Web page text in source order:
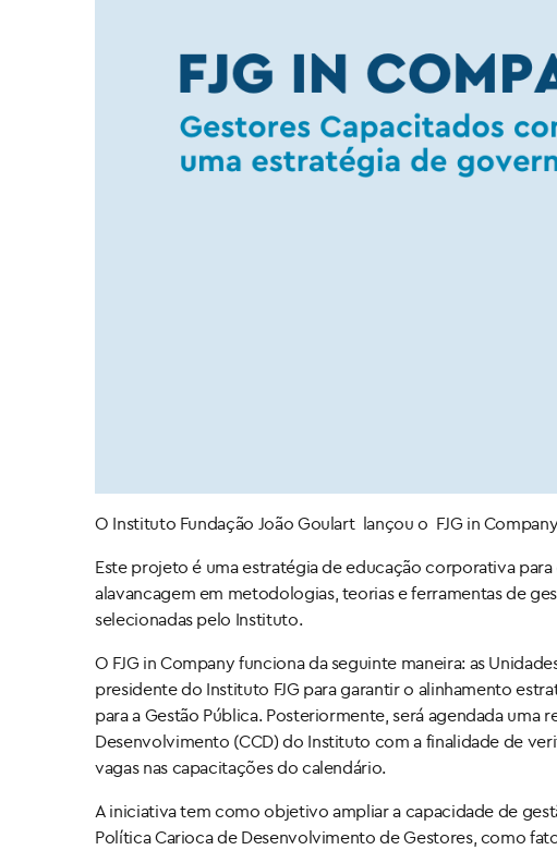
O Instituto Fundação João Goulart lançou o FJG in
Este projeto é uma estratégia de educação corporativa
alavancagem em metodologias, teorias e ferramentas de
selecionadas pelo Instituto.
O FJG in Company funciona da seguinte maneira: as
presidente do Instituto FJG para garantir o alinhamento
para a Gestão Pública. Posteriormente, será agendada
Desenvolvimento (CCD) do Instituto com a finalidade de
vagas nas capacitações do calendário.
A iniciativa tem como objetivo ampliar a capacidade de
Política Carioca de Desenvolvimento de Gestores, como